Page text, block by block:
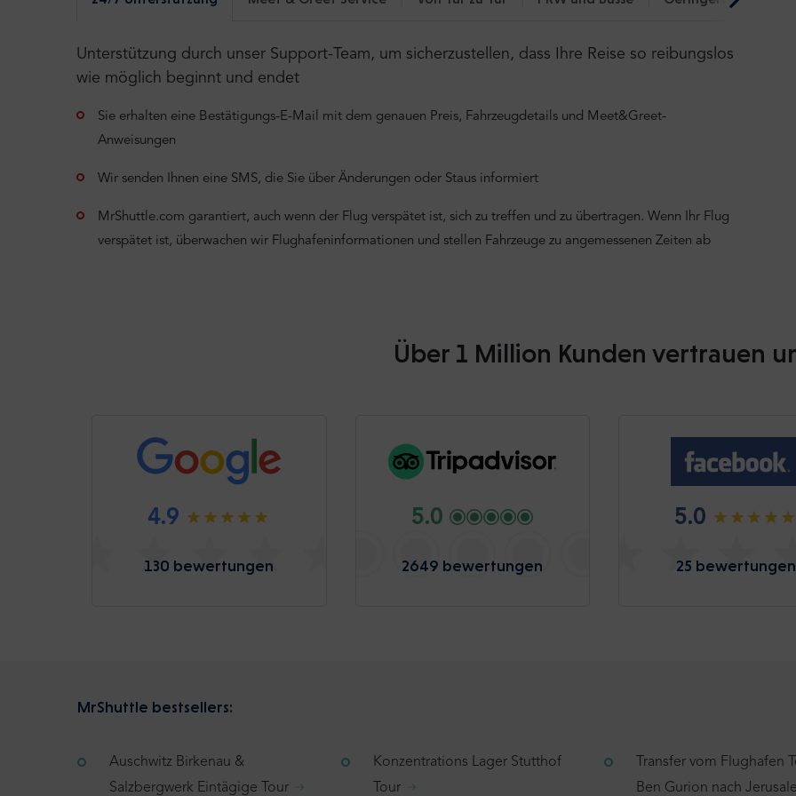
Unterstützung durch unser Support-Team, um sicherzustellen, dass Ihre Reise so reibungslos
wie möglich beginnt und endet
Sie erhalten eine Bestätigungs-E-Mail mit dem genauen Preis, Fahrzeugdetails und Meet&Greet-
Anweisungen
Wir senden Ihnen eine SMS, die Sie über Änderungen oder Staus informiert
MrShuttle.com garantiert, auch wenn der Flug verspätet ist, sich zu treffen und zu übertragen. Wenn Ihr Flug
verspätet ist, überwachen wir Flughafeninformationen und stellen Fahrzeuge zu angemessenen Zeiten ab
Über 1 Million Kunden vertrauen
4.9
130 bewertungen
5.0
2649 bewertungen
5.0
25 bewertungen
MrShuttle bestsellers:
Auschwitz Birkenau &
Salzbergwerk Eintägige Tour
Konzentrations Lager Stutthof
Tour
Transfer vom Flughafen
Ben Gurion nach